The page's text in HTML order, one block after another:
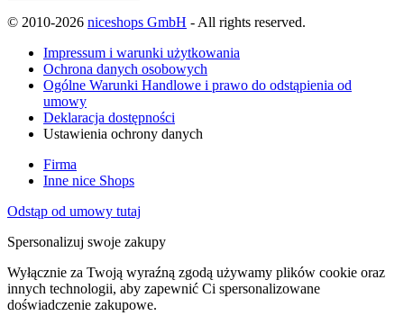
© 2010-2026 niceshops GmbH - All rights reserved.
Impressum i warunki użytkowania
Ochrona danych osobowych
Ogólne Warunki Handlowe i prawo do odstąpienia od
umowy
Deklaracja dostępności
Ustawienia ochrony danych
Firma
Inne nice Shops
Odstąp od umowy tutaj
Spersonalizuj swoje zakupy
Wyłącznie za Twoją wyraźną zgodą używamy plików cookie oraz
innych technologii, aby zapewnić Ci spersonalizowane
doświadczenie zakupowe.